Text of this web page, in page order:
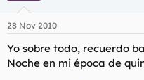
a
28 Nov 2010
Yo sobre todo, recuerdo
Noche en mi época de